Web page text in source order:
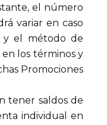
el número
variar en caso
y el método de
los términos y
Promociones
tener saldos de
individual en